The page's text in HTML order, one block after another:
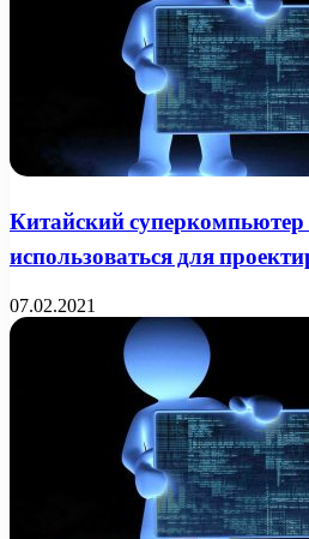
Китайский
использоваться для
07.02.2021